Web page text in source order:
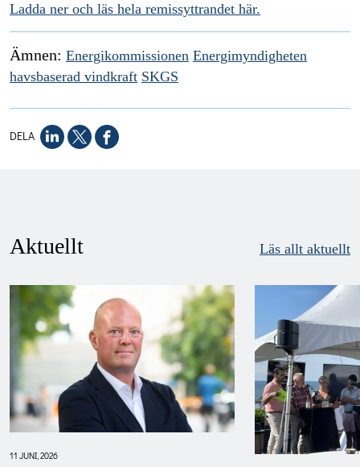
Ladda ner och läs hela remissyttrandet här.
Ämnen: Energikommissionen Energimyndigheten
havsbaserad vindkraft SKGS
DELA
Aktuellt Läs allt aktuellt
11 JUNI, 2026